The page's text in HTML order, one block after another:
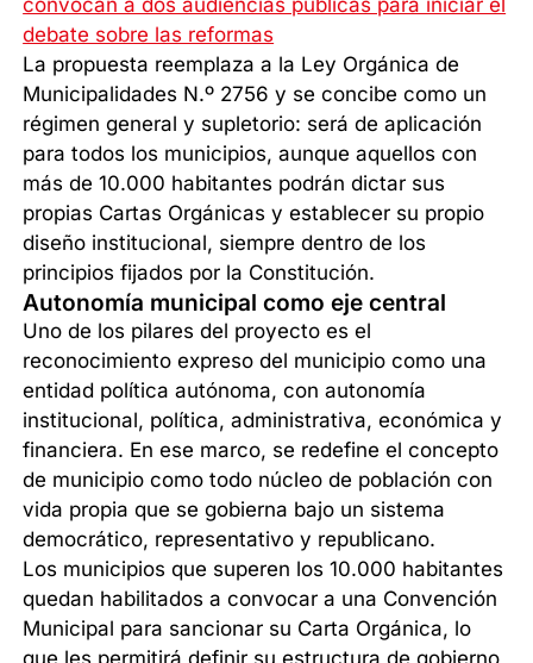
debate sobre las reformas
La propuesta reemplaza a la Ley Orgánica de
Municipalidades N.º 2756 y se concibe como un
régimen general y supletorio: será de aplicación
para todos los municipios, aunque aquellos con
más de 10.000 habitantes podrán dictar sus
propias Cartas Orgánicas y establecer su propio
diseño institucional, siempre dentro de los
principios fijados por la Constitución.
Autonomía municipal como eje central
Uno de los pilares del proyecto es el
reconocimiento expreso del municipio como una
entidad política autónoma, con autonomía
institucional, política, administrativa, económica y
financiera. En ese marco, se redefine el concepto
de municipio como todo núcleo de población con
vida propia que se gobierna bajo un sistema
democrático, representativo y republicano.
Los municipios que superen los 10.000 habitantes
quedan habilitados a convocar a una Convención
Municipal para sancionar su Carta Orgánica, lo
que les permitirá definir su estructura de gobierno,